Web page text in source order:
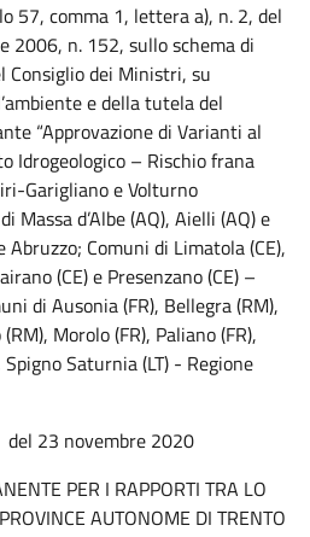
57, comma 1, lettera a), n. 2, del
2006, n. 152, sullo schema di
Consiglio dei Ministri, su
e della tutela del
“Approvazione di Varianti al
Idrogeologico – Rischio frana
Garigliano e Volturno
Massa d’Albe (AQ), Aielli (AQ) e
Abruzzo; Comuni di Limatola (CE),
(CE) e Presenzano (CE) –
di Ausonia (FR), Bellegra (RM),
Morolo (FR), Paliano (FR),
Spigno Saturnia (LT) - Regione
23 novembre 2020
PER I RAPPORTI TRA LO
AUTONOME DI TRENTO